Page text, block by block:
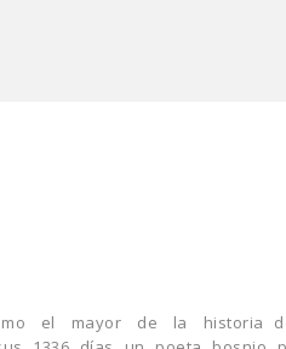
el mayor de la historia